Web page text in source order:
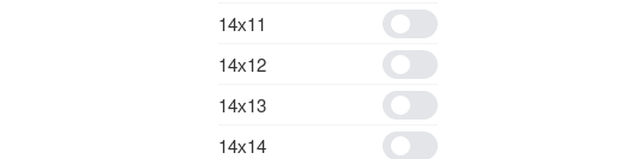
14х11
14х12
14х13
14х14